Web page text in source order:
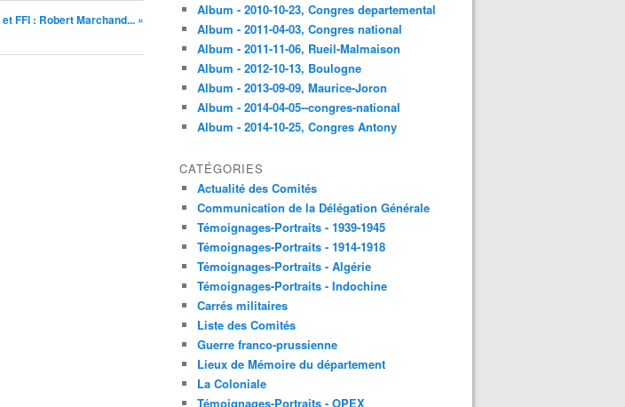
et FFI : Robert Marchand... »
Album - 2010-10-23, Congres departemental
Album - 2011-04-03, Congres national
Album - 2011-11-06, Rueil-Malmaison
Album - 2012-10-13, Boulogne
Album - 2013-09-09, Maurice-Joron
Album - 2014-04-05--congres-national
Album - 2014-10-25, Congres Antony
CATÉGORIES
Actualité des Comités
Communication de la Délégation Générale
Témoignages-Portraits - 1939-1945
Témoignages-Portraits - 1914-1918
Témoignages-Portraits - Algérie
Témoignages-Portraits - Indochine
Carrés militaires
Liste des Comités
Guerre franco-prussienne
Lieux de Mémoire du département
La Coloniale
Témoignages-Portraits - OPEX